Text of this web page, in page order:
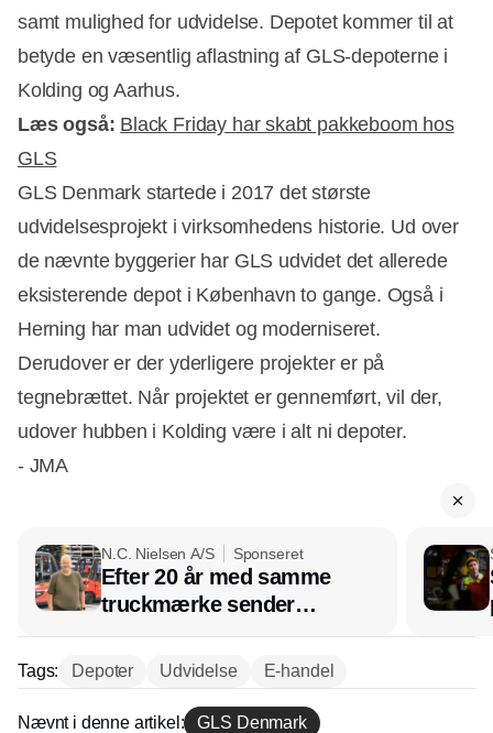
samt mulighed for udvidelse. Depotet kommer til at
betyde en væsentlig aflastning af GLS-depoterne i
Kolding og Aarhus.
Læs også: Black Friday har skabt pakkeboom hos
GLS
GLS Denmark startede i 2017 det største
udvidelsesprojekt i virksomhedens historie. Ud over
de nævnte byggerier har GLS udvidet det allerede
eksisterende depot i København to gange. Også i
Herning har man udvidet og moderniseret.
Derudover er der yderligere projekter er på
tegnebrættet. Når projektet er gennemført, vil der,
udover hubben i Kolding være i alt ni depoter.
- JMA
N.C. Nielsen A/S Sponseret
Efter 20 år med samme
truckmærke sender
lagerchef stafetten videre
hos INOX
Tags: Depoter Udvidelse E-handel
Nævnt i denne artikel: GLS Denmark